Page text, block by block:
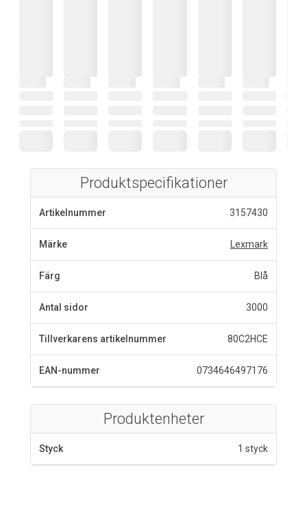
Produktspecifikationer
Artikelnummer 3157430
Märke Lexmark
Färg Blå
Antal sidor 3000
Tillverkarens artikelnummer 80C2HCE
EAN-nummer 0734646497176
Produktenheter
Styck 1 styck